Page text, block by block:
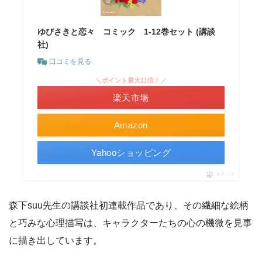
ゆびさきと恋々 コミック 1-12巻セット (講談
社)
口コミを見る
Amazon
＼ポイント最大11倍！／
楽天市場
Yahooショッピング
ポチップ
森下suu先生の講談社初連載作品であり、その繊細な絵柄
と巧みな心理描写は、キャラクターたちの心の機微を見事
に描き出しています。